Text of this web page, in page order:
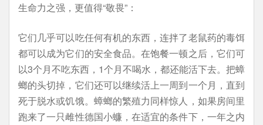
生命力之强，更值得“敬畏”：
它们几乎可以吃任何有机的东西，连拌了老鼠药的毒饵
都可以成为它们的安全食品。在饱餐一顿之后，它们可
以3个月不吃东西，1个月不喝水，都还能活下去。把蟑
螂的头切掉，它们还可以继续活上一周到一个月，直到
死于脱水或饥饿。蟑螂的繁殖力同样惊人，如果房间里
跑来了一只雌性德国小蠊，在适宜的条件下，一年之内